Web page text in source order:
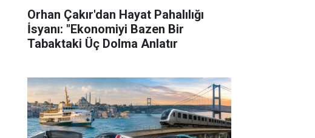
Orhan Çakır'dan Hayat Pahalılığı
İsyanı: "Ekonomiyi Bazen Bir
Tabaktaki Üç Dolma Anlatır